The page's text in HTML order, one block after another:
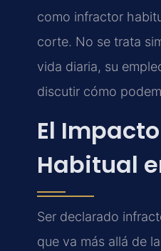
como infractor
corte. No se trata
vida diaria, su
discutir cómo
El
Habitual
Ser declarado
que va más allá de